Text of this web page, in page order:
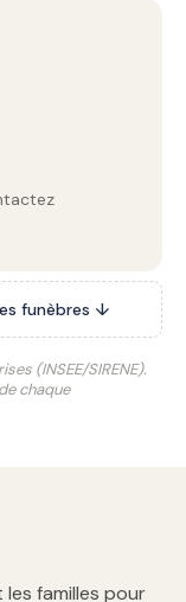
funèbres ↓
(INSEE/SIRENE).
chaque
familles pour